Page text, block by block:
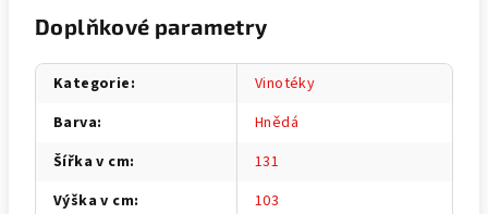
Doplňkové parametry
Kategorie:
Vinotéky
Barva:
Hnědá
Šířka v cm:
131
Výška v cm:
103